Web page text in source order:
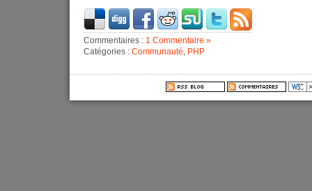
Commentaires : 1 Commentaire »
Catégories : Communauté, PHP